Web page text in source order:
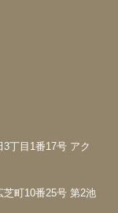
丁目1番17号 アク
芝町10番25号 第2池